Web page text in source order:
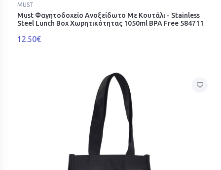
MUST
Must Φαγητοδοχείο Ανοξείδωτο Με Κουτάλι - Stainless
Steel Lunch Box Χωρητικότητας 1050ml BPA Free 584711
12.50€